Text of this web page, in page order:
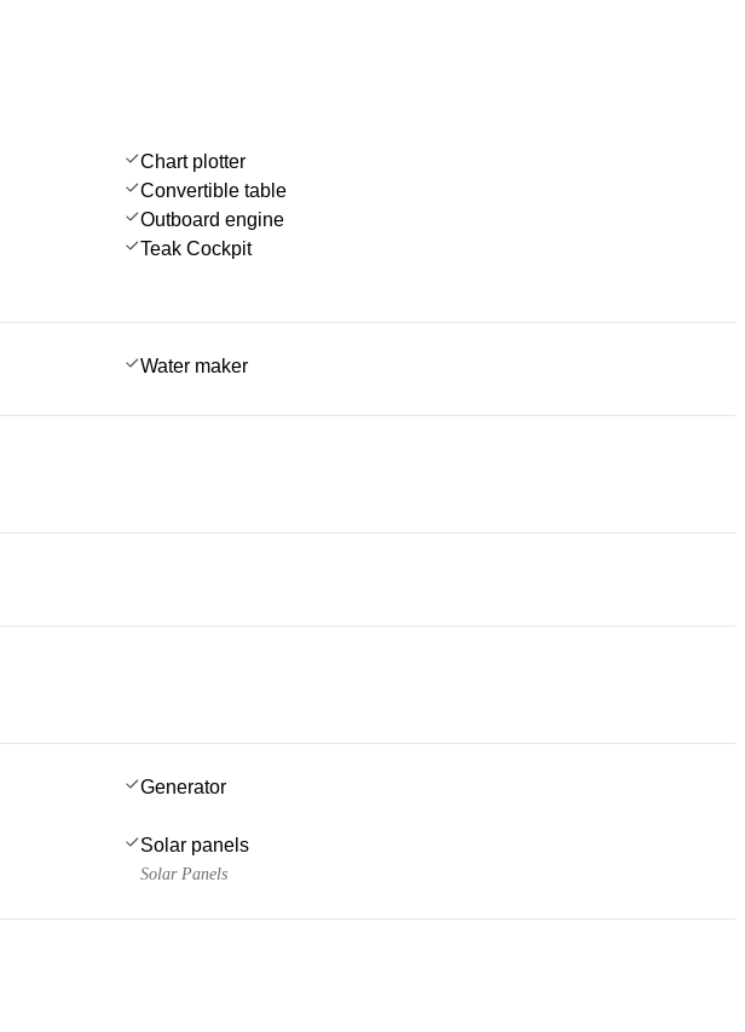
Chart plotter
Convertible table
Outboard engine
Teak Cockpit
Water maker
Generator
Solar panels
Solar Panels